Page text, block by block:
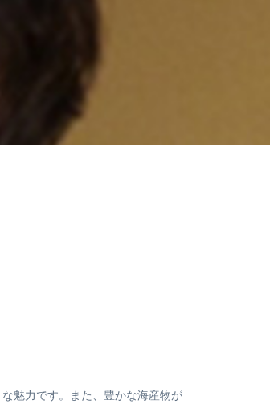
魅力です。また、豊かな海産物が